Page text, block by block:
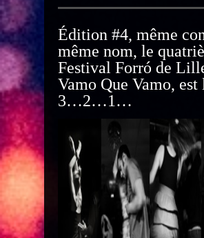
Édition #4, même
même nom, le
Festival Forró de
Vamo Que Vamo, est
3…2…1…